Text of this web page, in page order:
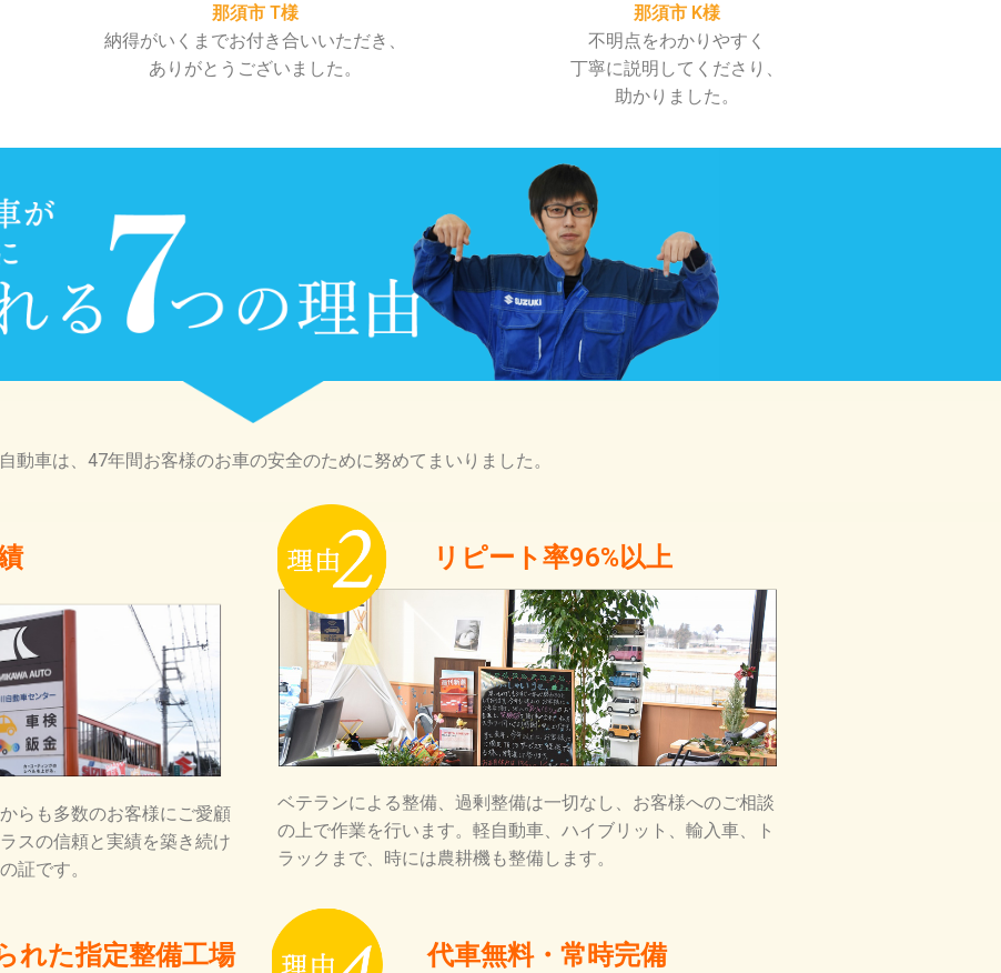
那須市 T様
納得がいくまでお付き合いいただき、
ありがとうございました。
那須市 K様
不明点をわかりやすく
丁寧に説明してくださり、
助かりました。
自動車は、47年間お客様のお車の安全のために努めてまいりました。
らも多数のお客様にご愛顧
スの信頼と実績を築き続け
証です。
リピート率96%以上
ベテランによる整備、過剰整備は一切なし、お客様へのご相談
の上で作業を行います。軽自動車、ハイブリット、輸入車、ト
ラックまで、時には農耕機も整備します。
れた指定整備工場 代車無料・常時完備